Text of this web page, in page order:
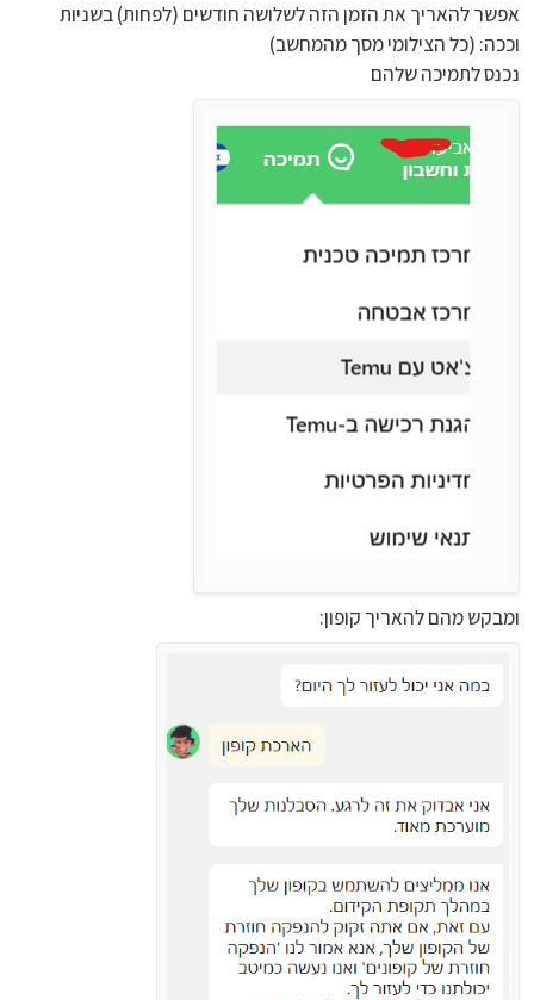
אפשר להאריך את הזמן הזה לשלושה חודשים (לפחות) בשניות
וככה: (כל הצילומי מסך מהמחשב)
נכנס לתמיכה שלהם
ומבקש מהם להאריך קופון: